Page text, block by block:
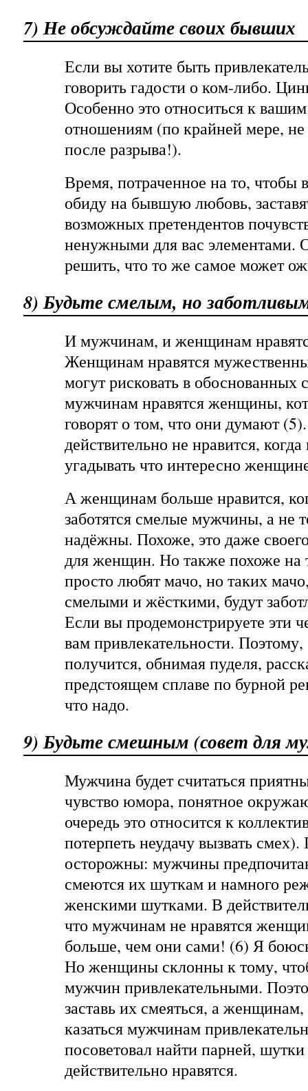
7) Не обсуждайте своих бывших
Если вы хотите быть
говорить гадости о ком-либо.
Особенно это относиться к
отношениям (по крайней мере, не
после разрыва!).
Время, потраченное на то, чтобы
обиду на бывшую любовь,
возможных претендентов
ненужными для вас элементами.
решить, что то же самое может
8) Будьте смелым, но
И мужчинам, и женщинам
Женщинам нравятся
могут рисковать в обоснованных
мужчинам нравятся женщины,
говорят о том, что они думают
действительно не нравится,
угадывать что интересно
А женщинам больше нравится,
заботятся смелые мужчины, а не
надёжны. Похоже, это даже
для женщин. Но также похоже
просто любят мачо, но таких
смелыми и жёсткими, будут
Если вы продемонстрируете эти
вам привлекательности. Поэтому,
получится, обнимая пуделя,
предстоящем сплаве по бурной
что надо.
9) Будьте смешным (совет для
Мужчина будет считаться
чувство юмора, понятное
очередь это относится к
потерпеть неудачу вызвать смех).
осторожны: мужчины
смеются их шуткам и намного
женскими шутками. В
что мужчинам не нравятся
больше, чем они сами! (6) Я
Но женщины склонны к тому,
мужчин привлекательными.
заставь их смеяться, а женщинам,
казаться мужчинам
посоветовал найти парней,
действительно нравятся.